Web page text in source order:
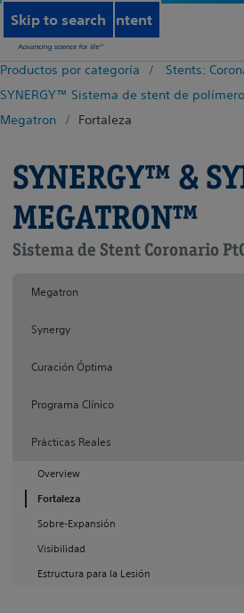
Skip to main content
Skip to search
Productos por categoría
Stents:
SYNERGY™ Sistema de stent de
Megatron
Fortaleza
SYNERGY™ &
MEGATRON™
Sistema de Stent Coronario
Megatron
Synergy
Curación Óptima
Programa Clínico
Prácticas Reales
Overview
Fortaleza
Sobre-Expansión
Visibilidad
Estructura para la Lesión